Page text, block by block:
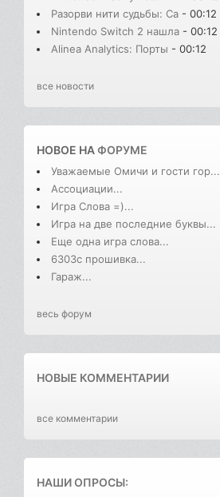
Разорви нити судьбы: Сa - 00:12
Nintendo Switch 2 нашла - 00:12
Alinea Analytics: Порты - 00:12
все новости
НОВОЕ НАФОРУМЕ
Уважаемые Омичи и гости гор...
Ассоциации...
Игра Слова =)...
Игра на две последние буквы...
Еще одна игра слова...
6303с прошивка...
Гараж...
весь форум
НОВЫЕ КОММЕНТАРИИ
все комментарии
НАШИ ОПРОСЫ: